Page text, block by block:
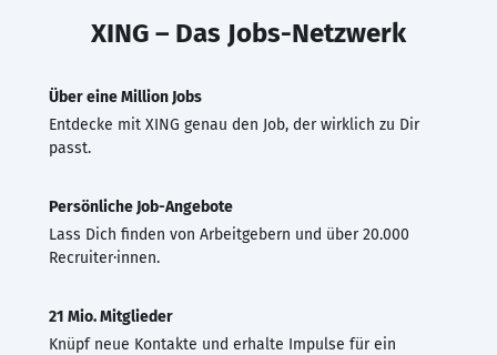
XING – Das Jobs-Netzwerk
Über eine Million Jobs
Entdecke mit XING genau den Job, der wirklich zu Dir
passt.
Persönliche Job-Angebote
Lass Dich finden von Arbeitgebern und über 20.000
Recruiter·innen.
21 Mio. Mitglieder
Knüpf neue Kontakte und erhalte Impulse für ein